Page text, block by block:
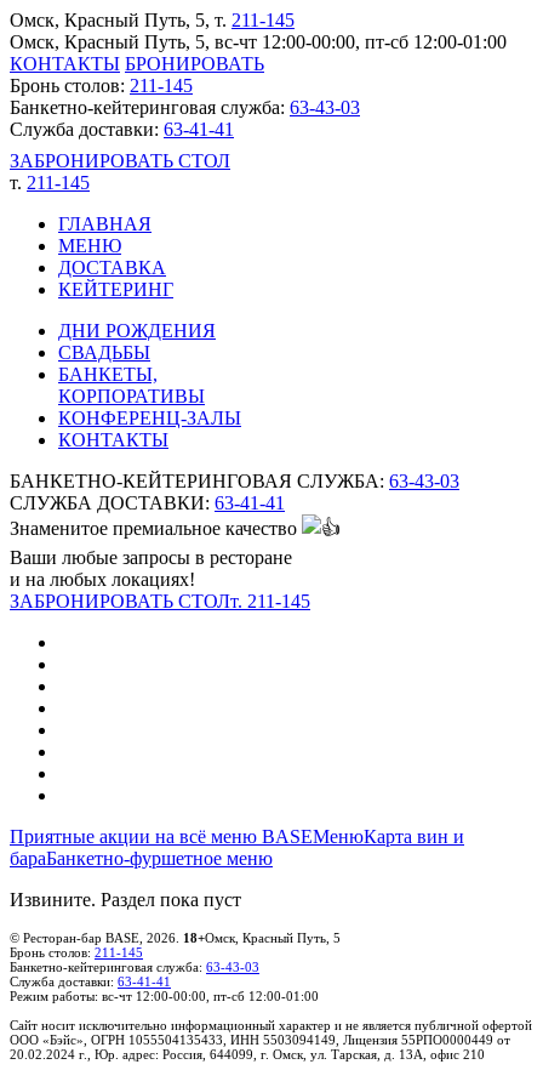
Омск, Красный Путь, 5, т. 211-145
Омск, Красный Путь, 5, вс-чт 12:00-00:00, пт-сб 12:00-01:00
КОНТАКТЫ БРОНИРОВАТЬ
Бронь столов: 211-145
Банкетно-кейтеринговая служба: 63-43-03
Служба доставки: 63-41-41
ЗАБРОНИРОВАТЬ СТОЛ
т. 211-145
ГЛАВНАЯ
МЕНЮ
ДОСТАВКА
КЕЙТЕРИНГ
ДНИ РОЖДЕНИЯ
СВАДЬБЫ
БАНКЕТЫ,
КОРПОРАТИВЫ
КОНФЕРЕНЦ-ЗАЛЫ
КОНТАКТЫ
БАНКЕТНО-КЕЙТЕРИНГОВАЯ СЛУЖБА: 63-43-03
СЛУЖБА ДОСТАВКИ: 63-41-41
Знаменитое премиальное качество
Ваши любые запросы в ресторане
и на любых локациях!
ЗАБРОНИРОВАТЬ СТОЛт. 211-145
Приятные акции на всё меню BASEМенюКарта вин и
бараБанкетно-фуршетное меню
Извините. Раздел пока пуст
© Ресторан-бар BASE, 2026. 18+Омск, Красный Путь, 5
Бронь столов: 211-145
Банкетно-кейтеринговая служба: 63-43-03
Служба доставки: 63-41-41
Режим работы: вс-чт 12:00-00:00, пт-сб 12:00-01:00
Сайт носит исключительно информационный характер и не является публичной офертой
ООО «Бэйс», ОГРН 1055504135433, ИНН 5503094149, Лицензия 55РПО0000449 от
20.02.2024 г.,
Юр. адрес: Россия, 644099, г. Омск, ул. Тарская, д. 13А, офис 210